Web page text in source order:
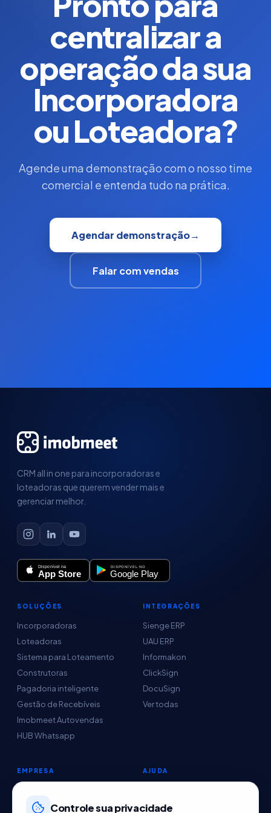
centralizar a
operação da sua
Incorporadora
ou Loteadora?
Agende uma demonstração com o nosso time
comercial e entenda tudo na prática.
Agendar demonstração→
Falar com vendas
CRM all in one para incorporadoras e
loteadoras que querem vender mais e
gerenciar melhor.
SOLUÇÕES
Incorporadoras
Loteadoras
Sistema para Loteamento
Construtoras
Pagadoria inteligente
Gestão de Recebíveis
Imobmeet Autovendas
HUB Whatsapp
INTEGRAÇÕES
Sienge ERP
UAU ERP
Informakon
ClickSign
DocuSign
Ver todas
EMPRESA
Sobre nós
AJUDA
Controle sua privacidade